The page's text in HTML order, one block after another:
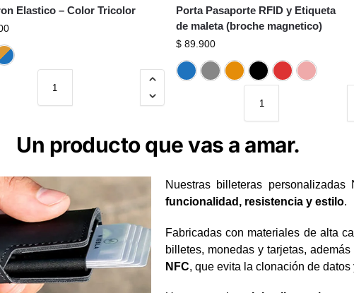
Elastico – Color Tricolor
Porta Pasaporte RFID y Etiqueta
de maleta (broche magnetico)
$ 89.900
Azul Gris Miel
Un producto que vas a amar.
Nuestras billeteras
funcionalidad, resistencia y estilo.
Fabricadas con materiales de alta
billetes, monedas y tarjetas, además
NFC, que evita la clonación de